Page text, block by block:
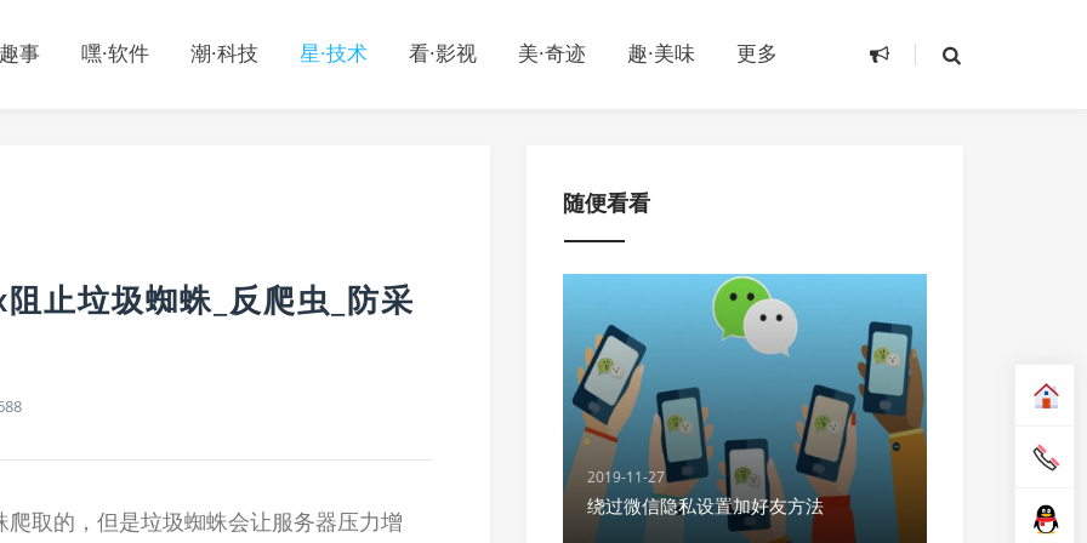
事 嘿·软件 潮·科技 星·技术 看·影视 美·奇迹 趣·美味 更多
止垃圾蜘蛛_反爬虫_防采
取的，但是垃圾蜘蛛会让服务器压力增
随便看看
2019-11-27
绕过微信隐私设置加好友方法